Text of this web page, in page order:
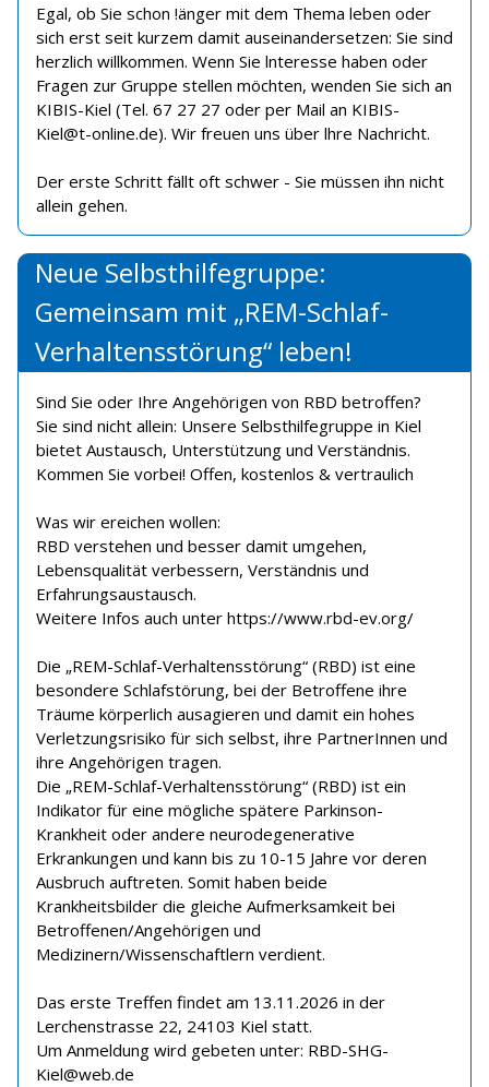
Egal, ob Sie schon !änger mit dem Thema leben oder
sich erst seit kurzem damit auseinandersetzen: Sie sind
herzlich willkommen. Wenn Sie lnteresse haben oder
Fragen zur Gruppe stellen möchten, wenden Sie sich an
KIBIS-Kiel (Tel. 67 27 27 oder per Mail an KIBIS-
Kiel@t-online.de). Wir freuen uns über lhre Nachricht.
Der erste Schritt fällt oft schwer - Sie müssen ihn nicht
allein gehen.
Neue Selbsthilfegruppe:
Gemeinsam mit „REM-Schlaf-
Verhaltensstörung“ leben!
Sind Sie oder Ihre Angehörigen von RBD betroffen?
Sie sind nicht allein: Unsere Selbsthilfegruppe in Kiel
bietet Austausch, Unterstützung und Verständnis.
Kommen Sie vorbei! Offen, kostenlos & vertraulich
Was wir ereichen wollen:
RBD verstehen und besser damit umgehen,
Lebensqualität verbessern, Verständnis und
Erfahrungsaustausch.
Weitere Infos auch unter https://www.rbd-ev.org/
Die „REM-Schlaf-Verhaltensstörung“ (RBD) ist eine
besondere Schlafstörung, bei der Betroffene ihre
Träume körperlich ausagieren und damit ein hohes
Verletzungsrisiko für sich selbst, ihre PartnerInnen und
ihre Angehörigen tragen.
Die „REM-Schlaf-Verhaltensstörung“ (RBD) ist ein
Indikator für eine mögliche spätere Parkinson-
Krankheit oder andere neurodegenerative
Erkrankungen und kann bis zu 10-15 Jahre vor deren
Ausbruch auftreten. Somit haben beide
Krankheitsbilder die gleiche Aufmerksamkeit bei
Betroffenen/Angehörigen und
Medizinern/Wissenschaftlern verdient.
Das erste Treffen findet am 13.11.2026 in der
Lerchenstrasse 22, 24103 Kiel statt.
Um Anmeldung wird gebeten unter: RBD-SHG-
Kiel@web.de